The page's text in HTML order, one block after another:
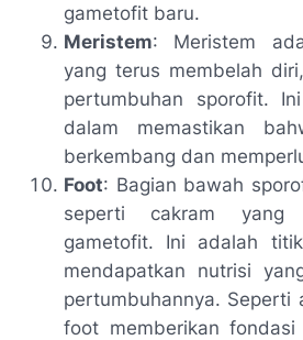
gametofit baru.
Meristem: Meristem
yang terus membelah
pertumbuhan sporofit.
dalam memastikan
berkembang dan
Foot: Bagian bawah
seperti cakram yang
gametofit. Ini adalah
mendapatkan nutrisi
pertumbuhannya. Seperti
foot memberikan